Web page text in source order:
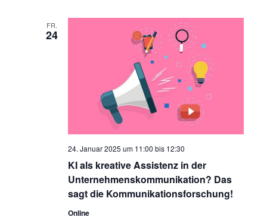
FR.
24
KI als kreative Assistenz in der
Unternehmenskommunikation? Das
sagt die Kommunikationsforschung!
24. Januar 2025 um 11:00 bis 12:30
Online